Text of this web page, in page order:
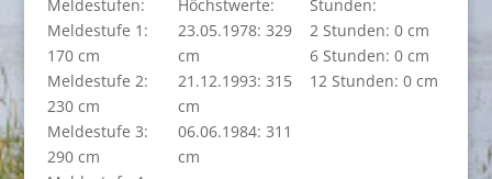
Meldestufen:
Meldestufe 1:
170 cm
Meldestufe 2:
230 cm
Meldestufe 3:
290 cm
Höchstwerte:
23.05.1978: 329
cm
21.12.1993: 315
cm
06.06.1984: 311
cm
Stunden:
2 Stunden: 0 cm
6 Stunden: 0 cm
12 Stunden: 0 cm